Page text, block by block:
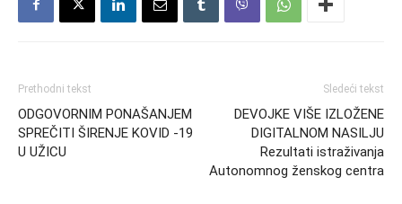
Prethodni tekst
ODGOVORNIM PONAŠANJEM
SPREČITI ŠIRENJE KOVID -19
U UŽICU
Sledeći tekst
DEVOJKE VIŠE IZLOŽENE
DIGITALNOM NASILJU
Rezultati istraživanja
Autonomnog ženskog centra